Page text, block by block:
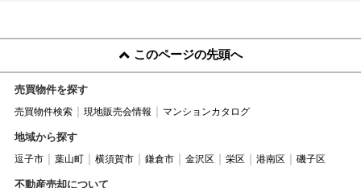
このページの先頭へ
売買物件を探す
売買物件検索 現地販売会情報 マンションカタログ
地域から探す
逗子市 葉山町 横須賀市 鎌倉市 金沢区 栄区 港南区 磯子区
不動産売却について